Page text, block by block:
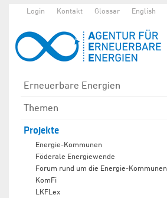
Login Kontakt Glossar English
Erneuerbare Energien
Themen
Projekte
Energie-Kommunen
Föderale Energiewende
Forum rund um die Energie-Kommunen
KomFi
LKFLex